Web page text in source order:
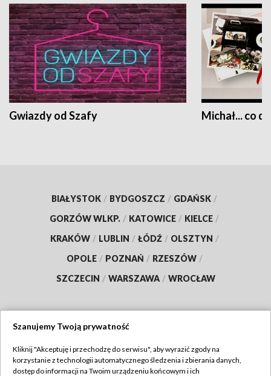
Gwiazdy od Szafy Michał... co
BIAŁYSTOK / BYDGOSZCZ / GDAŃSK /
GORZÓW WLKP. / KATOWICE / KIELCE /
KRAKÓW / LUBLIN / ŁÓDŹ / OLSZTYN /
OPOLE / POZNAŃ / RZESZÓW /
SZCZECIN / WARSZAWA / WROCŁAW
TVP
Szanujemy Twoją prywatność
Kliknij "Akceptuję i przechodzę do serwisu", aby wyrazić zgody na
korzystanie z technologii automatycznego śledzenia i zbierania danych,
dostęp do informacji na Twoim urządzeniu końcowym i ich